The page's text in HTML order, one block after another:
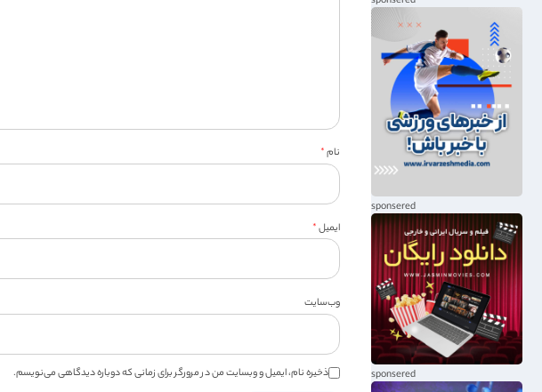
نام*
ایمیل*
وب‌سایت
ذخیره نام، ایمیل و وبسایت من در مرورگر برای زمانی که دوباره دیدگاهی می‌نویسم.